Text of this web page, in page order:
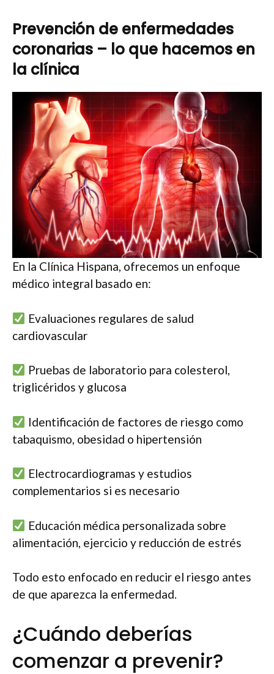
Prevención de enfermedades
coronarias – lo que hacemos en
la clínica
En la Clínica Hispana, ofrecemos un enfoque
médico integral basado en:
Evaluaciones regulares de salud
cardiovascular
Pruebas de laboratorio para colesterol,
triglicéridos y glucosa
Identificación de factores de riesgo como
tabaquismo, obesidad o hipertensión
Electrocardiogramas y estudios
complementarios si es necesario
Educación médica personalizada sobre
alimentación, ejercicio y reducción de estrés
Todo esto enfocado en reducir el riesgo antes
de que aparezca la enfermedad.
¿Cuándo deberías
comenzar a prevenir?